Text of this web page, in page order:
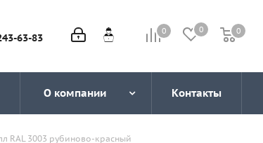
0 0 0
0
63-83
О компании Контакты
RAL 3003 рубиново-красный